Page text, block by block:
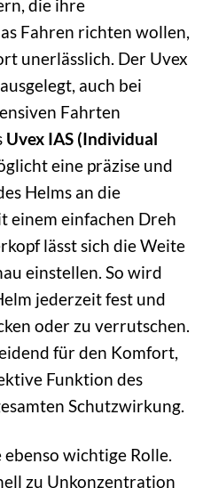
die ihre
Fahren richten wollen,
unerlässlich. Der Uvex
auch bei
Fahrten
Uvex IAS (Individual
eine präzise und
Helms an die
einem einfachen Dreh
lässt sich die Weite
einstellen. So wird
jederzeit fest und
oder zu verrutschen.
für den Komfort,
Funktion des
Schutzwirkung.
ebenso wichtige Rolle.
zu Unkonzentration